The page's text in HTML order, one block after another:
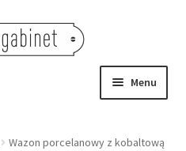
Menu
Wazon porcelanowy z kobaltową